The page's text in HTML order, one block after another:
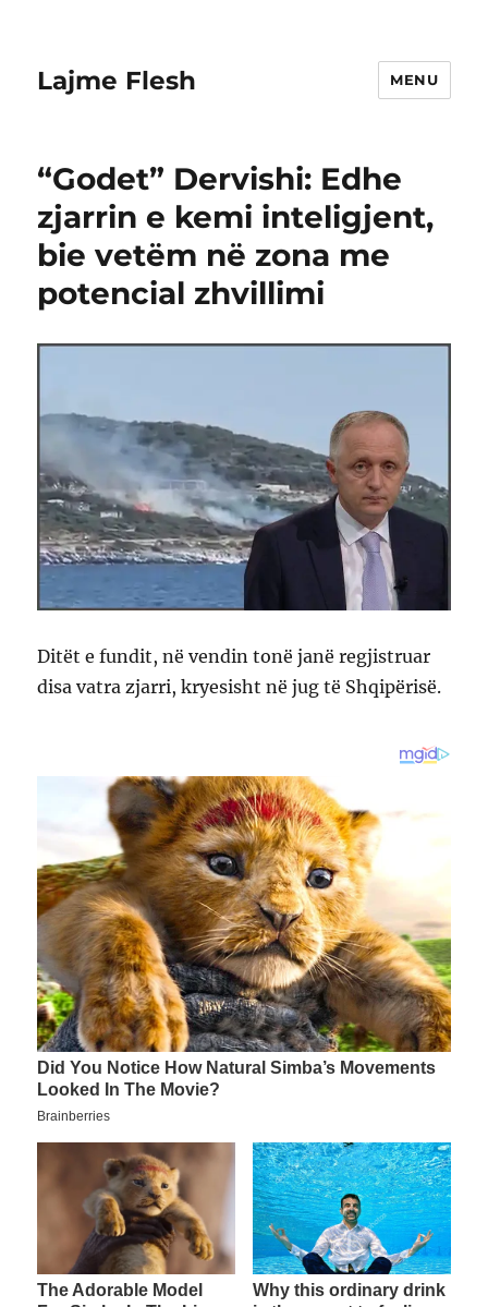
Lajme Flesh MENU
“Godet” Dervishi: Edhe
zjarrin e kemi inteligjent,
bie vetëm në zona me
potencial zhvillimi
Ditët e fundit, në vendin tonë janë regjistruar
disa vatra zjarri, kryesisht në jug të Shqipërisë.